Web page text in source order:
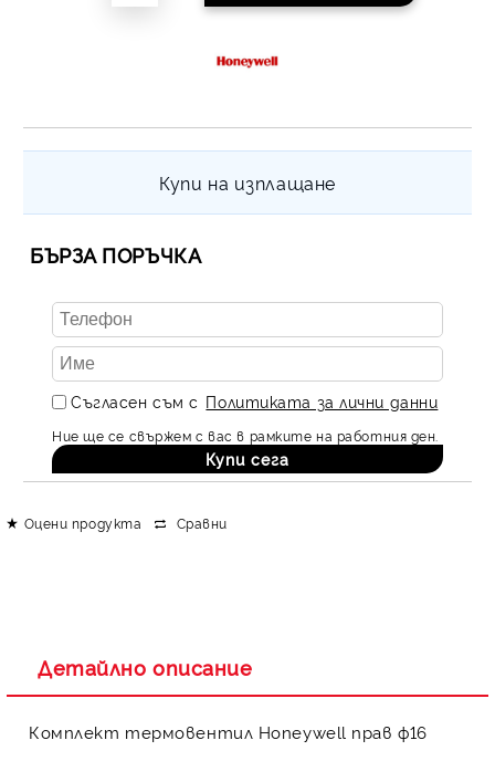
Купи на изплащане
БЪРЗА ПОРЪЧКА
Съгласен съм с Политиката за лични данни
Ние ще се свържем с вас в рамките на работния ден.
Оцени продукта Сравни
Детайлно описание
Комплект термовентил Honeywell прав ф16